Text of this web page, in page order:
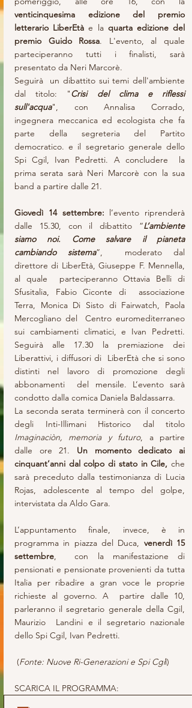
venticinquesima edizione del premio
letterario LiberEtà e la quarta edizione del
premio Guido Rossa. L'evento, al quale
parteciperanno tutti i finalisti, sarà
presentato da Neri Marcorè.
Seguirà  un dibattito sui temi dell'ambiente
dal titolo: "Crisi del clima e riflessi
sull'acqua", con Annalisa Corrado,
ingegnera meccanica ed ecologista che fa
parte della segreteria del Partito
democratico. e il segretario generale dello
Spi Cgil, Ivan Pedretti. A concludere  la
prima serata sarà Neri Marcorè con la sua
band a partire dalle 21.
Giovedì 14 settembre: l’evento riprenderà
dalle 15.30, con il dibattito “L’ambiente
siamo noi. Come salvare il pianeta
cambiando sistema”,  moderato dal
direttore di LiberEtà, Giuseppe F. Mennella,
al quale  parteciperanno Ottavia Belli di
Sfusitalia, Fabio Ciconte di  associazione
Terra, Monica Di Sisto di Fairwatch, Paola
Mercogliano del  Centro euromediterraneo
sui cambiamenti climatici, e Ivan Pedretti.
Seguirà alle 17.30 la premiazione dei
Liberattivi, i diffusori di  LiberEtà che si sono
distinti nel lavoro di promozione degli
abbonamenti  del mensile. L’evento sarà
condotto dalla comica Daniela Baldassarra.
La seconda serata terminerà con il concerto
Imaginaciòn, memoria y futuro, a partire
dalle ore 21. Un momento dedicato ai
cinquant’anni dal colpo di stato in Cile, che
sarà preceduto dalla testimonianza di Lucia
Rojas, adolescente al tempo del golpe,
intervistata da Aldo Gara.
L’appuntamento finale, invece, è in
programma in piazza del Duca, venerdì 15
settembre,  con la manifestazione di
pensionati e pensionate provenienti da tutta
Italia per ribadire a gran voce le proprie
richieste al governo. A  partire dalle 10,
parleranno il segretario generale della Cgil,
Maurizio  Landini e il segretario nazionale
dello Spi Cgil, Ivan Pedretti.
(Fonte: Nuove Ri-Generazioni e Spi Cgil)
SCARICA IL PROGRAMMA: